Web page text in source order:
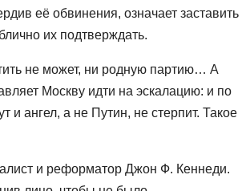
её обвинения, означает заставить
их подтверждать.
не может, ни родную партию… А
Москву идти на эскалацию: и по
и ангел, а не Путин, не стерпит. Такое
и реформатор Джон Ф. Кеннеди.